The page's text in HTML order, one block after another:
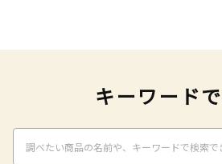
キーワード